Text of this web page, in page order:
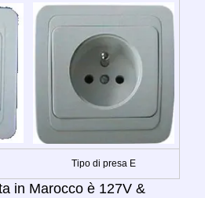
Tipo di presa E
in Marocco è 127V &